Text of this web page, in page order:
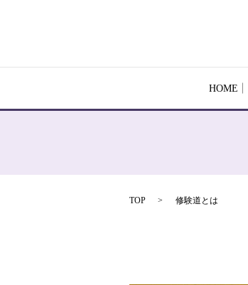
HOME
TOP 修験道とは